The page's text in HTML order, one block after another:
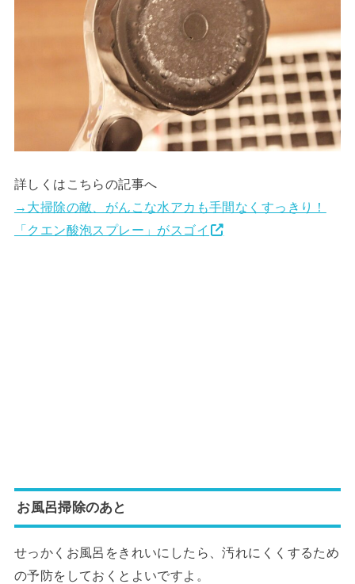
詳しくはこちらの記事へ
→大掃除の敵、がんこな水アカも手間なくすっきり！
「クエン酸泡スプレー」がスゴイ
お風呂掃除のあと
せっかくお風呂をきれいにしたら、汚れにくくするため
の予防をしておくとよいですよ。